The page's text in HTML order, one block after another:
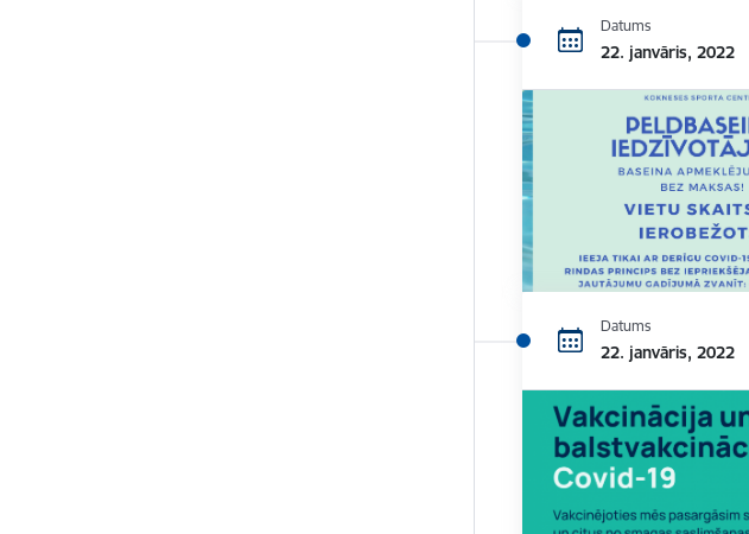
Datums
22. janvāris, 2022
Datums
22. janvāris, 2022